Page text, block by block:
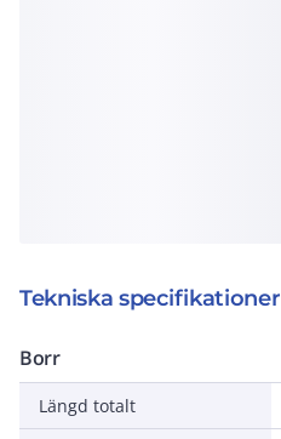
Tekniska specifikationer
Borr
Längd totalt